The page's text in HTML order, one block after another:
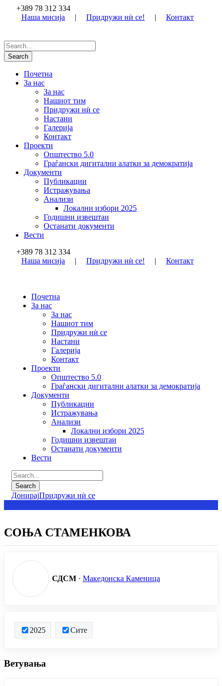
+389 78 312 334
Наша мисија
| Придружи нѝ се! | Контакт
Почетна
За нас
За нас
Нашиот тим
Придружи нѝ се
Настани
Галерија
Контакт
Проекти
Општество 5.0
Граѓански дигитални алатки за демократија
Документи
Публикации
Истражувања
Анализи
Локални избори 2025
Годишни извештаи
Останати документи
Вести
+389 78 312 334
Наша мисија
| Придружи нѝ се! | Контакт
Почетна
За нас
За нас
Нашиот тим
Придружи нѝ се
Настани
Галерија
Контакт
Проекти
Општество 5.0
Граѓански дигитални алатки за демократија
Документи
Публикации
Истражувања
Анализи
Локални избори 2025
Годишни извештаи
Останати документи
Вести
ДонирајПридружи нѝ се
СОЊА СТАМЕНКОВА
СДСМ · Македонска Каменица
2025 Сите
Ветувања